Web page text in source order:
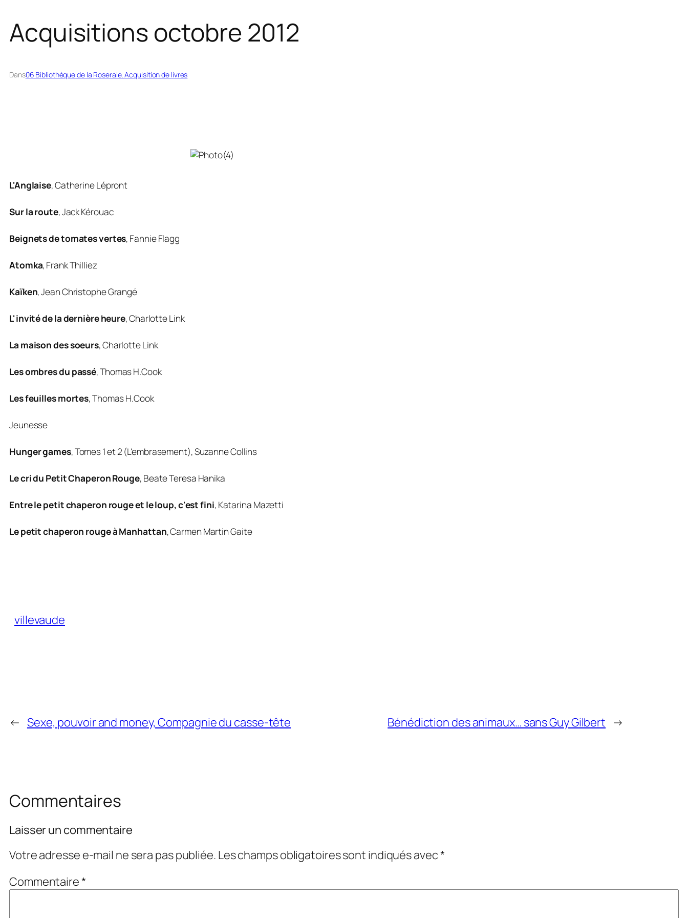
Acquisitions octobre 2012
Dans06 Bibliothèque de la Roseraie. Acquisition de livres
L'Anglaise,Catherine Lépront
Sur la route,Jack Kérouac
Beignets de tomates vertes, Fannie Flagg
Atomka, Frank Thilliez
Kaïken,Jean Christophe Grangé
L'invité de la dernière heure,Charlotte Link
La maison des soeurs,Charlotte Link
Les ombres du passé,Thomas H.Cook
Les feuilles mortes,Thomas H.Cook
Jeunesse
Hunger games, Tomes 1 et 2 (L'embrasement),Suzanne Collins
Le cri du Petit Chaperon Rouge, Beate Teresa Hanika
Entre le petit chaperon rouge et le loup, c'est fini, Katarina Mazetti
Le petit chaperon rouge à Manhattan,Carmen Martin Gaite
villevaude
← Sexe, pouvoir and money, Compagnie du casse-tête Bénédiction des animaux… sans Guy Gilbert →
Commentaires
Laisser un commentaire
Votre adresse e-mail ne sera pas publiée. Les champs obligatoires sont indiqués avec*
Commentaire*